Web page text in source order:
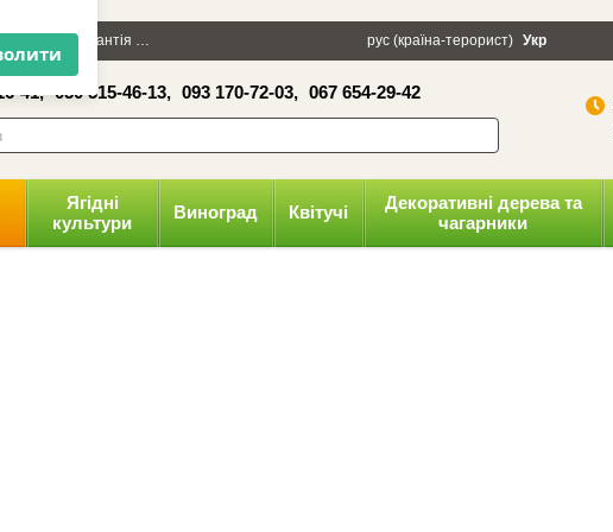
×
грн Гарантія Політика конфіденційності
рус (країна-терорист) Укр
41, 050 515-46-13, 093 170-72-03, 067 654-29-42
Ягідні
культури
Виноград Квітучі
Декоративні дерева та
чагарники